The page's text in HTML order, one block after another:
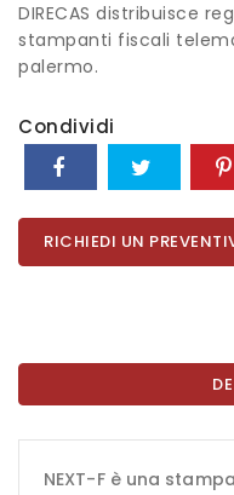
DIRECAS distribuisce
stampanti fiscali
palermo.
Condividi
RICHIEDI UN
NEXT-F è una